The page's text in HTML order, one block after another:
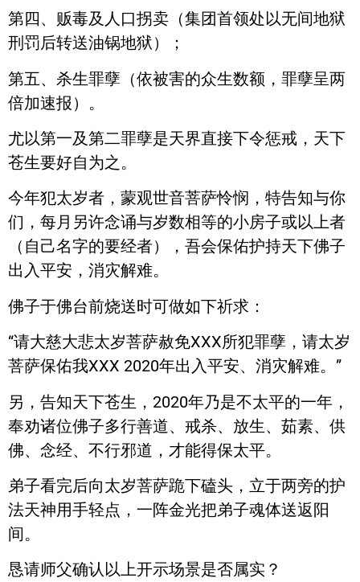
第四、贩毒及人口拐卖（集团首领处以无间地狱
刑罚后转送油锅地狱）；
第五、杀生罪孽（依被害的众生数额，罪孽呈两
倍加速报）。
尤以第一及第二罪孽是天界直接下令惩戒，天下
苍生要好自为之。
今年犯太岁者，蒙观世音菩萨怜悯，特告知与你
们，每月另许念诵与岁数相等的小房子或以上者
（自己名字的要经者），吾会保佑护持天下佛子
出入平安，消灾解难。
佛子于佛台前烧送时可做如下祈求：
“请大慈大悲太岁菩萨赦免XXX所犯罪孽，请太岁
菩萨保佑我XXX 2020年出入平安、消灾解难。”
另，告知天下苍生，2020年乃是不太平的一年，
奉劝诸位佛子多行善道、戒杀、放生、茹素、供
佛、念经、不行邪道，才能得保太平。
弟子看完后向太岁菩萨跪下磕头，立于两旁的护
法天神用手轻点，一阵金光把弟子魂体送返阳
间。
恳请师父确认以上开示场景是否属实？